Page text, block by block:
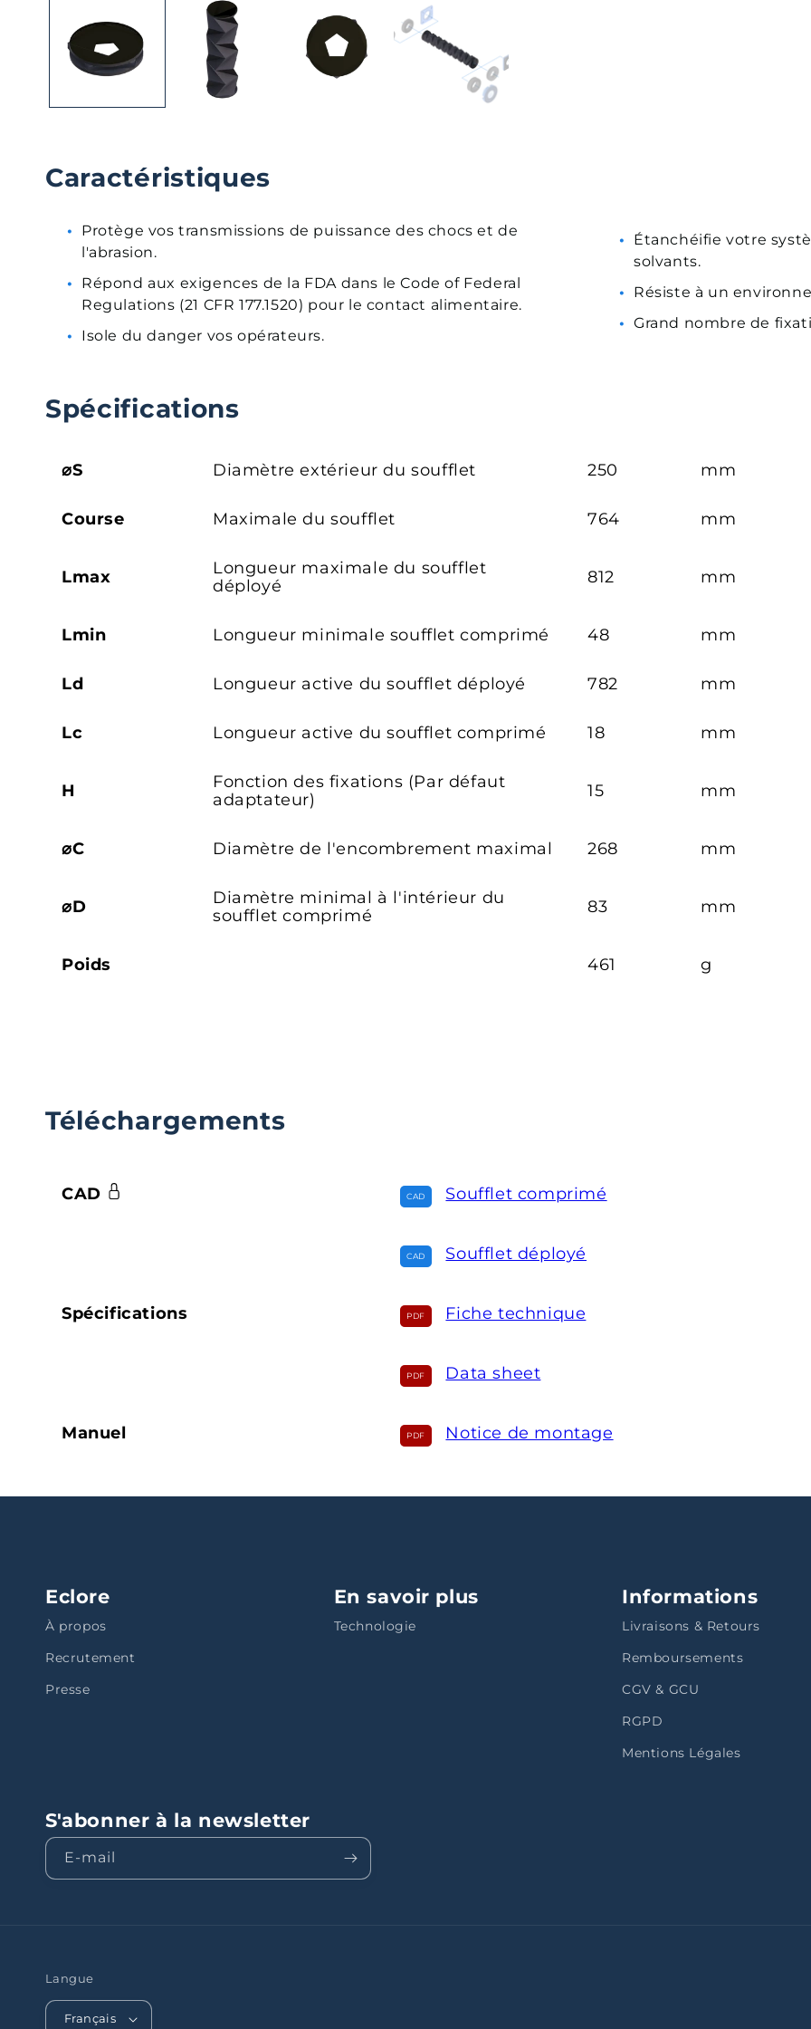
fenêtre
modale
Caractéristiques
Protège vos transmissions de puissance des chocs et de
l'abrasion.
Répond aux exigences de la FDA dans le Code of Federal
Regulations (21 CFR 177.1520) pour le contact alimentaire.
Isole du danger vos opérateurs.
Étanchéifie votre
solvants.
Résiste à un
Grand nombre de
Spécifications
⌀S Diamètre extérieur du soufflet 250 mm
Course Maximale du soufflet 764 mm
Lmax
Longueur maximale du soufflet
déployé
812 mm
Lmin Longueur minimale soufflet comprimé 48 mm
Ld Longueur active du soufflet déployé 782 mm
Lc Longueur active du soufflet comprimé 18 mm
H
Fonction des fixations (Par défaut
adaptateur)
15 mm
⌀C Diamètre de l'encombrement maximal 268 mm
⌀D
Diamètre minimal à l'intérieur du
soufflet comprimé
83 mm
Poids 461 g
Téléchargements
CAD Soufflet comprimé
Soufflet déployé
Spécifications Fiche technique
Data sheet
Manuel Notice de montage
Eclore
À propos
Recrutement
Presse
En savoir plus
Technologie
Informations
Livraisons & Retours
Remboursements
CGV & GCU
RGPD
Mentions Légales
S'abonner à la newsletter
E-mail
Langue
Français